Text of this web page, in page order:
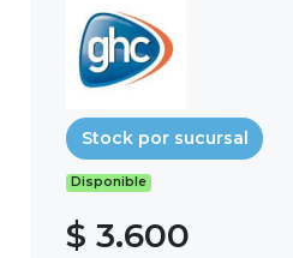
Stock por sucursal
Disponible
$ 3.600